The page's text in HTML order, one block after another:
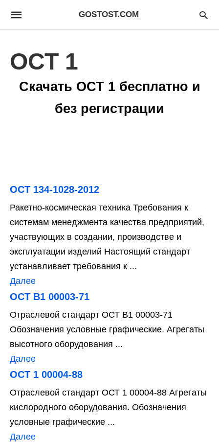
GOSTOST.COM
ОСТ 1
Скачать ОСТ 1 бесплатно и
без регистрации
ОСТ 134-1028-2012
Ракетно-космическая техника Требования к
системам менеджмента качества предприятий,
участвующих в создании, производстве и
эксплуатации изделий Настоящий стандарт
устанавливает требования к ...
Далее
ОСТ В1 00003-71
Отраслевой стандарт ОСТ В1 00003-71
Обозначения условные графические. Агрегаты
высотного оборудования ...
Далее
ОСТ 1 00004-88
Отраслевой стандарт ОСТ 1 00004-88 Агрегаты
кислородного оборудования. Обозначения
условные графические ...
Далее